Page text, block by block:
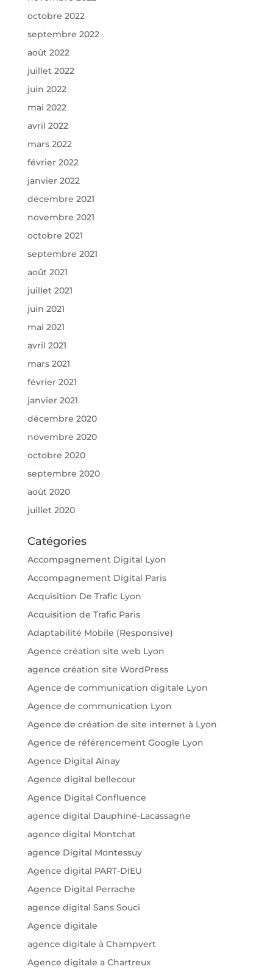
octobre 2022
septembre 2022
août 2022
juillet 2022
juin 2022
mai 2022
avril 2022
mars 2022
février 2022
janvier 2022
décembre 2021
novembre 2021
octobre 2021
septembre 2021
août 2021
juillet 2021
juin 2021
mai 2021
avril 2021
mars 2021
février 2021
janvier 2021
décembre 2020
novembre 2020
octobre 2020
septembre 2020
août 2020
juillet 2020
Catégories
Accompagnement Digital Lyon
Accompagnement Digital Paris
Acquisition De Trafic Lyon
Acquisition de Trafic Paris
Adaptabilité Mobile (Responsive)
Agence création site web Lyon
agence création site WordPress
Agence de communication digitale Lyon
Agence de communication Lyon
Agence de création de site internet à Lyon
Agence de référencement Google Lyon
Agence Digital Ainay
Agence digital bellecour
Agence Digital Confluence
agence digital Dauphiné-Lacassagne
agence digital Montchat
agence Digital Montessuy
Agence digital PART-DIEU
Agence Digital Perrache
agence digital Sans Souci
Agence digitale
agence digitale à Champvert
Agence digitale a Chartreux